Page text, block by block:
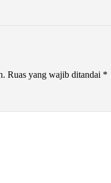
Ruas yang wajib ditandai *